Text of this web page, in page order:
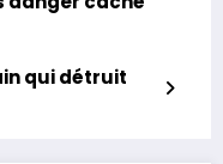
qui détruit